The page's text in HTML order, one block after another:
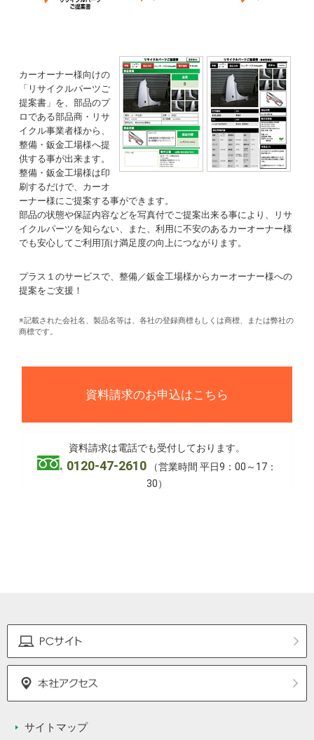
カーオーナー様向けの
「リサイクルパーツご
提案書」を、部品のプ
ロである部品商・リサ
イクル事業者様から、
整備・鈑金工場様へ提
供する事が出来ます。
整備・鈑金工場様は印
刷するだけで、カーオ
ーナー様にご提案する事ができます。
部品の状態や保証内容などを写真付でご提案出来る事により、リサ
イクルパーツを知らない、また、利用に不安のあるカーオーナー様
でも安心してご利用頂け満足度の向上につながります。
プラス１のサービスで、整備／鈑金工場様からカーオーナー様への
提案をご支援！
※記載された会社名、製品名等は、各社の登録商標もしくは商標、または弊社の
商標です。
資料請求のお申込はこちら
資料請求は電話でも受付しております。
0120-47-2610（営業時間 平日9：00～17：
30）
サイトマップ